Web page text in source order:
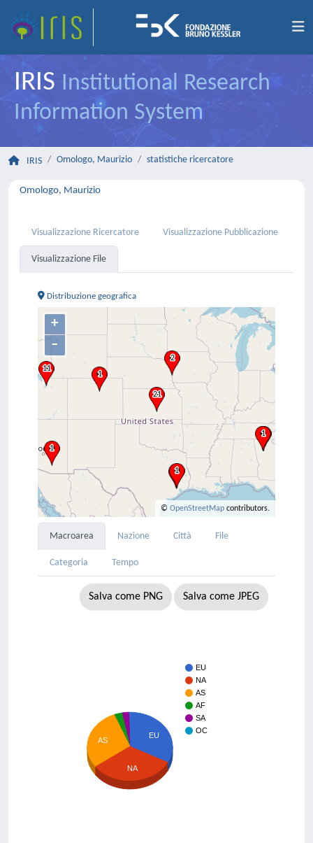
IRIS Institutional Research
Information System
IRIS Omologo, Maurizio statistiche ricercatore
Omologo, Maurizio
Visualizzazione Ricercatore Visualizzazione Pubblicazione
Visualizzazione File
Distribuzione geografica
+
–
© OpenStreetMap contributors.
Macroarea Nazione Città File
Categoria Tempo
Salva come PNG Salva come JPEG
EU
NA
AS
AF
SA
OC
EU
AS
NA